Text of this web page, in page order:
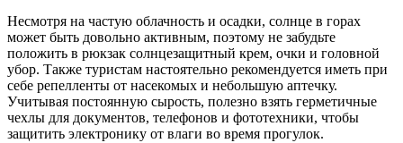
Несмотря на частую облачность и осадки, солнце в горах
может быть довольно активным, поэтому не забудьте
положить в рюкзак солнцезащитный крем, очки и головной
убор. Также туристам настоятельно рекомендуется иметь при
себе репелленты от насекомых и небольшую аптечку.
Учитывая постоянную сырость, полезно взять герметичные
чехлы для документов, телефонов и фототехники, чтобы
защитить электронику от влаги во время прогулок.